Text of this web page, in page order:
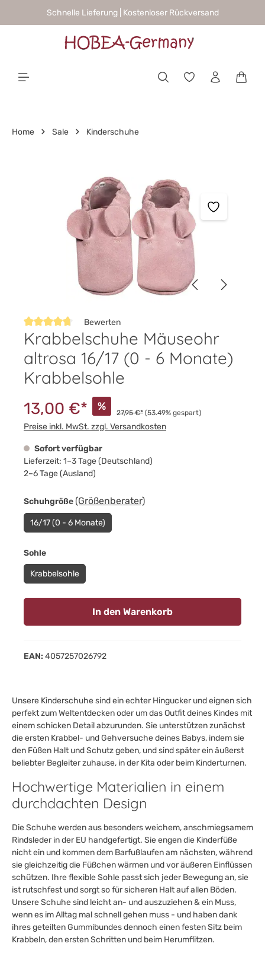
springenSchnelle Lieferung | Kostenloser Rückversand
Home Sale Kinderschuhe
Bildergalerie überspringen
Durchschnittliche Bewertung von 4.8 von 5 Sternen
Bewerten
Krabbelschuhe Mäuseohr
altrosa 16/17 (0 - 6 Monate)
Krabbelsohle
13,00 €* % 27,95 €* (53.49% gespart)
Preise inkl. MwSt. zzgl. Versandkosten
Sofort verfügbar
Lieferzeit: 1–3 Tage (Deutschland)
2–6 Tage (Ausland)
Schuhgrößeauswählen
(Größenberater)
16/17 (0 - 6 Monate)
Sohleauswählen
Krabbelsohle
In den Warenkorb
EAN: 4057257026792
Unsere Kinderschuhe sind ein echter Hingucker und eignen sich
perfekt zum Weltentdecken oder um das Outfit deines Kindes mit
einem schicken Detail abzurunden. Sie unterstützen zunächst
die ersten Krabbel- und Gehversuche deines Babys, indem sie
den Füßen Halt und Schutz geben, und sind später ein äußerst
beliebter Begleiter zuhause, in der Kita oder beim Kinderturnen.
Hochwertige Materialien in einem
durchdachten Design
Die Schuhe werden aus besonders weichem, anschmiegsamem
Rindsleder in der EU handgefertigt. Sie engen die Kinderfüße
nicht ein und kommen dem Barfußlaufen am nächsten, während
sie gleichzeitig die Füßchen wärmen und vor äußeren Einflüssen
schützen. Ihre flexible Sohle passt sich jeder Bewegung an, sie
ist rutschfest und sorgt so für sicheren Halt auf allen Böden.
Unsere Schuhe sind leicht an- und auszuziehen & ein Muss,
wenn es im Alltag mal schnell gehen muss - und haben dank
ihres geteilten Gummibundes dennoch einen festen Sitz beim
Krabbeln, den ersten Schritten und beim Herumflitzen.